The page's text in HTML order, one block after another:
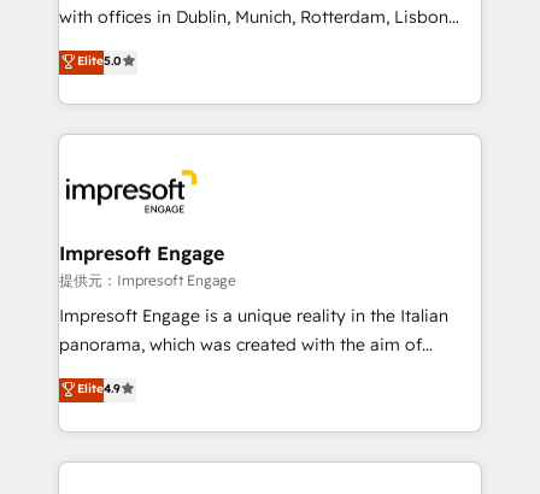
with offices in Dublin, Munich, Rotterdam, Lisbon
and New York. 🔎 We are focused on enhancing
revenue-generation strategies for clients through
complete integration of core business processes
and systems (such as ERP and e-commerce
results. 🎯 We present a solution-centric approach
and we're focused on HubSpot. We work with some
of HubSpot's most important customers to generate
value from the platform in the long term. 🤖 We have
worked 400+ HubSpot customers across industries
but specialise in the more complex projects where
represent key aspects of the project's success.
Elite5.0
Impresoft Engage
提供元：Impresoft Engage
Impresoft Engage is a unique reality in the Italian
panorama, which was created with the aim of
putting Customer Experience at the center by
creating digital environments capable of integrating
people, processes and data. We offer the best
digital solutions on the market, ranging from CRM
Elite4.9